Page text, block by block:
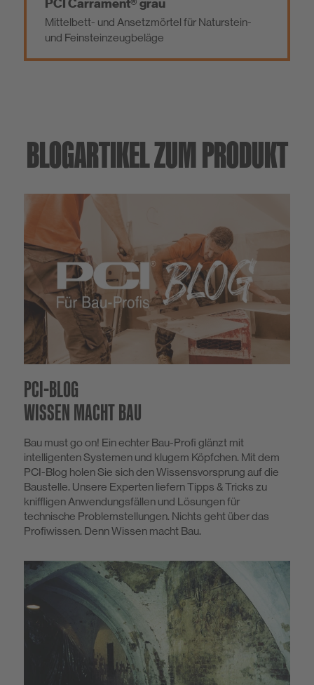
PCI Carrament® grau
Mittelbett- und Ansetzmörtel für Naturstein-
und Feinsteinzeugbeläge
BLOGARTIKEL ZUM PRODUKT
PCI-BLOG
WISSEN MACHT BAU
Bau must go on! Ein echter Bau-Profi glänzt mit
intelligenten Systemen und klugem Köpfchen. Mit dem
PCI-Blog holen Sie sich den Wissensvorsprung auf die
Baustelle. Unsere Experten liefern Tipps & Tricks zu
kniffligen Anwendungsfällen und Lösungen für
technische Problemstellungen. Nichts geht über das
Profiwissen. Denn Wissen macht Bau.